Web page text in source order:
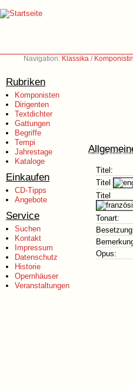
Navigation: Klassika /
Rubriken
Komponisten
Dirigenten
Textdichter
Gattungen
Begriffe
Tempi
Jahrestage
Kataloge
Einkaufen
CD-Tipps
Angebote
Service
Suchen
Kontakt
Impressum
Datenschutz
Historie
Opernhäuser
Veranstaltungen
Titel:
Titel
Titel
Tonart:
Opus: